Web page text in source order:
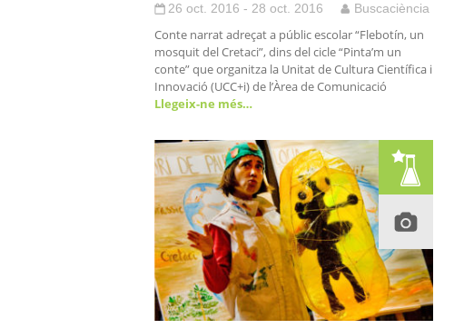
26 oct. 2016 - 28 oct. 2016 Buscaciència
Conte narrat adreçat a públic escolar “Flebotín, un
mosquit del Cretaci”, dins del cicle “Pinta’m un
conte” que organitza la Unitat de Cultura Científica i
Innovació (UCC+i) de l’Àrea de Comunicació
Llegeix-ne més…